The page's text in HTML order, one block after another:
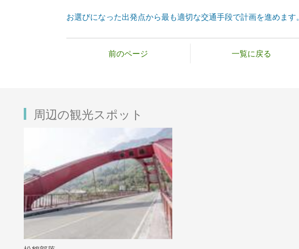
お選びになった出発点から最も適切な交通手段で計画を進めます。
前のページ 一覧に戻る
周辺の観光スポット